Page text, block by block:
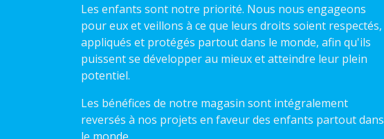
Les enfants sont notre priorité. Nous nous engageons
pour eux et veillons à ce que leurs droits soient respectés,
appliqués et protégés partout dans le monde, afin qu'ils
puissent se développer au mieux et atteindre leur plein
potentiel.
Les bénéfices de notre magasin sont intégralement
reversés à nos projets en faveur des enfants partout dans
le monde.